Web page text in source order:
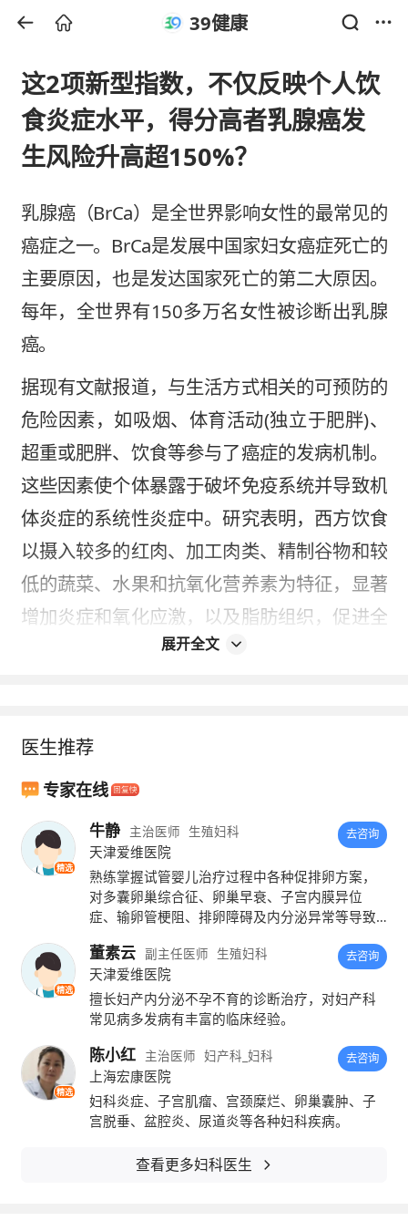
39健康
这2项新型指数，不仅反映个人饮
食炎症水平，得分高者乳腺癌发
生风险升高超150%？
乳腺癌（BrCa）是全世界影响女性的最常见的
癌症之一。BrCa是发展中国家妇女癌症死亡的
主要原因，也是发达国家死亡的第二大原因。
每年，全世界有150多万名女性被诊断出乳腺
癌。
据现有文献报道，与生活方式相关的可预防的
危险因素，如吸烟、体育活动(独立于肥胖)、
超重或肥胖、饮食等参与了癌症的发病机制。
这些因素使个体暴露于破坏免疫系统并导致机
体炎症的系统性炎症中。研究表明，西方饮食
以摄入较多的红肉、加工肉类、精制谷物和较
低的蔬菜、水果和抗氧化营养素为特征，显著
增加炎症和氧化应激，以及脂肪组织，促进全
身炎症，从而增加了BrCa的风险。然而，尽管
合营养物质的作用。因此需要使用一种基于与
炎症相关的饮食模式的新方法。
在过去的几十年中，相关的饮食指标，如饮食
炎症指数（DII）在癌症和糖尿病等炎症相关疾
尚未有关于这些指数与BrCa之间关系的已发表
展开全文
医生推荐
专家在线
精选
牛静 主治医师 生殖妇科
天津爱维医院
去咨询
熟练掌握试管婴儿治疗过程中各种促排卵方案，
对多囊卵巢综合征、卵巢早衰、子宫内膜异位
症、输卵管梗阻、排卵障碍及内分泌异常等导致
学科知识对反复移植失败患者制定更加个性化的
诊疗方案。熟练掌握各种助孕技术：夫精人工授
精、胚胎移植术、减胎术、取卵术等
精选
董素云 副主任医师 生殖妇科
天津爱维医院
去咨询
擅长妇产内分泌不孕不育的诊断治疗，对妇产科
常见病多发病有丰富的临床经验。
精选
陈小红 主治医师 妇产科_妇科
上海宏康医院
去咨询
妇科炎症、子宫肌瘤、宫颈糜烂、卵巢囊肿、子
宫脱垂、盆腔炎、尿道炎等各种妇科疾病。
查看更多妇科医生